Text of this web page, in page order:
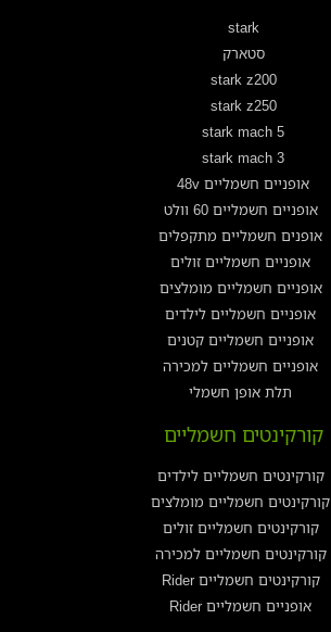
stark
סטארק
stark z200
stark z250
stark mach 5
stark mach 3
אופניים חשמליים 48v
אופניים חשמליים 60 וולט
אופנים חשמליים מתקפלים
אופניים חשמליים זולים
אופניים חשמליים מומלצים
אופניים חשמליים לילדים
אופניים חשמליים קטנים
אופניים חשמליים למכירה
תלת אופן חשמלי
קורקינטים חשמליים
קורקינטים חשמליים לילדים
קורקינטים חשמליים מומלצים
קורקינטים חשמליים זולים
קורקינטים חשמליים למכירה
קורקינטים חשמליים Rider
אופניים חשמליים Rider